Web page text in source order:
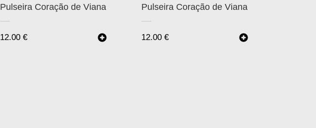
Pulseira Coração de Viana
12.00 €
Pulseira Coração de Viana
12.00 €